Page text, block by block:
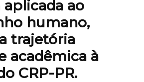
ao
humano,
trajetória
acadêmica à
CRP-PR.